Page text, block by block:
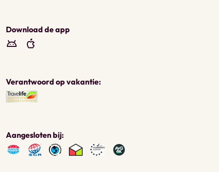
Download de app
Verantwoord op vakantie:
Aangesloten bij: